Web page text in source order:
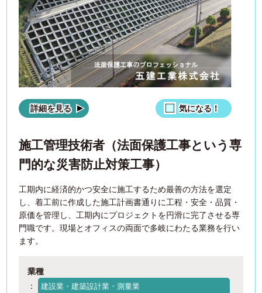
詳細を見る 気になる！
施工管理技術者（法面保護工事という専
門的な災害防止対策工事）
工期内に経済的かつ安全に施工するため最善の方法を選定
し、着工前に作成した施工計画書通りに工程・安全・品質・
原価を管理し、工期内にプロジェクトを円滑に完了させる専
門職です。現場とオフィスの両面で多岐にわたる業務を行い
ます。
業種
：
建設業・建築設計業・測量業